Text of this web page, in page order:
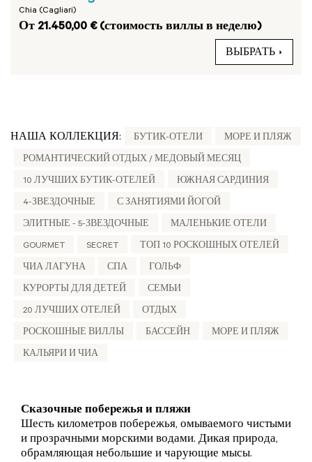
Chia (Cagliari)
От 21.450,00 € (стоимость виллы в неделю)
ВЫБРАТЬ
НАША КОЛЛЕКЦИЯ: БУТИК-ОТЕЛИ МОРЕ И ПЛЯЖ
РОМАНТИЧЕСКИЙ ОТДЫХ / МЕДОВЫЙ МЕСЯЦ
10 ЛУЧШИХ БУТИК-ОТЕЛЕЙ ЮЖНАЯ САРДИНИЯ
4-ЗВЕЗДОЧНЫЕ С ЗАНЯТИЯМИ ЙОГОЙ
ЭЛИТНЫЕ - 5-ЗВЕЗДОЧНЫЕ МАЛЕНЬКИЕ ОТЕЛИ
GOURMET SECRET ТОП 10 РОСКОШНЫХ ОТЕЛЕЙ
ЧИА ЛАГУНА СПА ГОЛЬФ
КУРОРТЫ ДЛЯ ДЕТЕЙ СЕМЬИ
20 ЛУЧШИХ ОТЕЛЕЙ ОТДЫХ
РОСКОШНЫЕ ВИЛЛЫ БАССЕЙН МОРЕ И ПЛЯЖ
КАЛЬЯРИ И ЧИА
Сказочные побережья и пляжи
Шесть километров побережья, омываемого чистыми
и прозрачными морскими водами. Дикая природа,
обрамляющая небольшие и чарующие мысы.